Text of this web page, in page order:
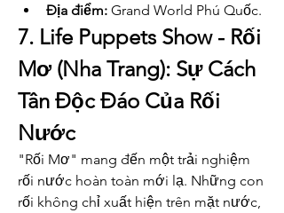
Địa điểm: Grand World Phú Quốc.
7. Life Puppets Show - Rối
Mơ (Nha Trang): Sự Cách
Tân Độc Đáo Của Rối
Nước
"Rối Mơ" mang đến một trải nghiệm
rối nước hoàn toàn mới lạ. Những con
rối không chỉ xuất hiện trên mặt nước,